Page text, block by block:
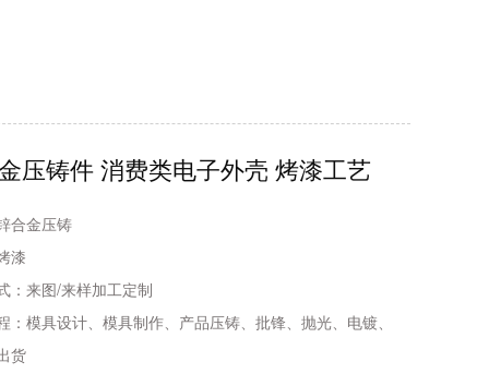
压铸件 消费类电子外壳 烤漆工艺
合金压铸
漆
： 来图/来样加工定制
： 模具设计、模具制作、产品压铸、批锋、抛光、电镀、
货